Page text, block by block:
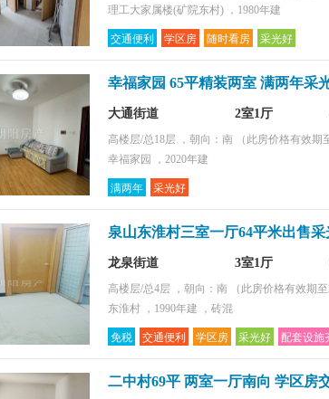
理工大家属楼(矿院东村) ，1980年建
交通便利 学区房 随时看房 采光好
幸福家园 65平精装两室 满两年采
大通街道 2室1厅
高楼层/总18层 ，朝向：南
（此房价格有效期
幸福家园 ，2020年建
满两年 采光好
泉山东淮村三室一厅64平米出售采
龙泉街道 3室1厅
高楼层/总4层 ，朝向：南
（此房价格有效期至
东淮村 ，1990年建 ，砖混
免税 交通便利 学区房 采光好 配套设施
二中村69平 两室一厅南向 学区房